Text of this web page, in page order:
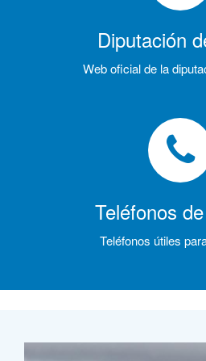
Diputación
Web oficial de la
Teléfonos
Teléfonos útiles